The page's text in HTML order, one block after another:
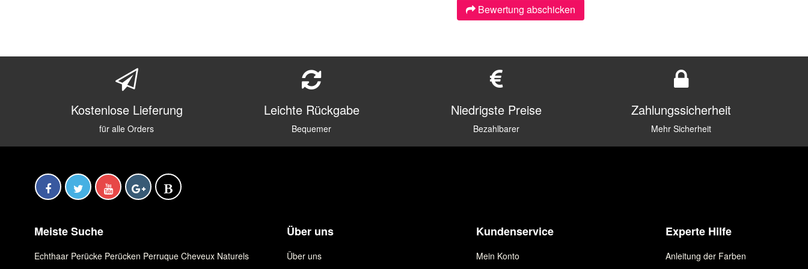
Bewertung abschicken
Kostenlose Lieferung
für alle Orders
Leichte Rückgabe
Bequemer
Niedrigste Preise
Bezahlbarer
Zahlungssicherheit
Mehr Sicherheit
Meiste Suche
Echthaar Perücke Perücken Perruque Cheveux Naturels
Über uns
Über uns
Kundenservice
Mein Konto
Experte Hilfe
Anleitung der Farben